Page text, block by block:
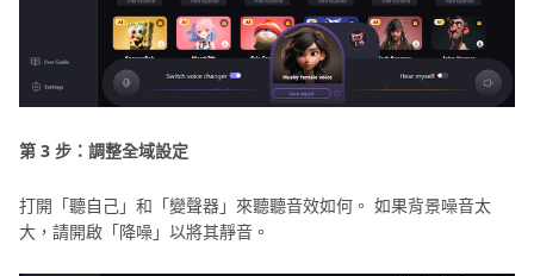
第 3 步：調整全域設定
打開「聽自己」和「變聲器」來聽聽音效如何。 如果背景噪音太
大，請開啟「降噪」以將其靜音。